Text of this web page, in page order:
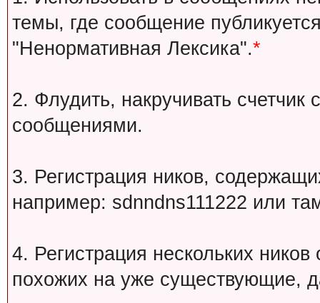
темы, где сообщение
"Ненормативная Лексика".*
2. Флудить, накручивать
сообщениями.
3. Регистрация ников,
например: sdnndns111222 или
4. Регистрация нескольких
похожих на уже существующие,